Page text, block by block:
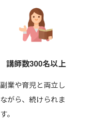
講師数300名以上
副業や育児と両立し
ながら、 続けられま
す。